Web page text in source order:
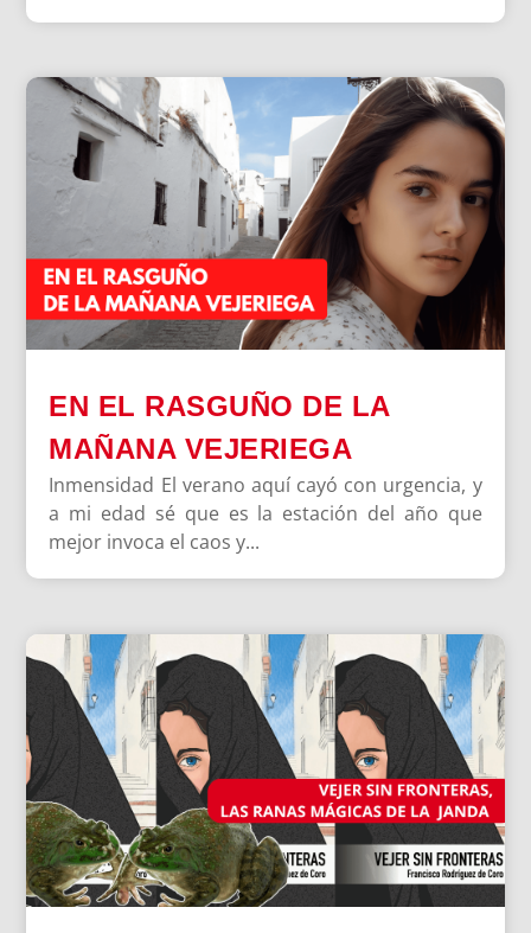
EN EL RASGUÑO DE LA
MAÑANA VEJERIEGA
Inmensidad El verano aquí cayó con urgencia, y
a mi edad sé que es la estación del año que
mejor invoca el caos y...